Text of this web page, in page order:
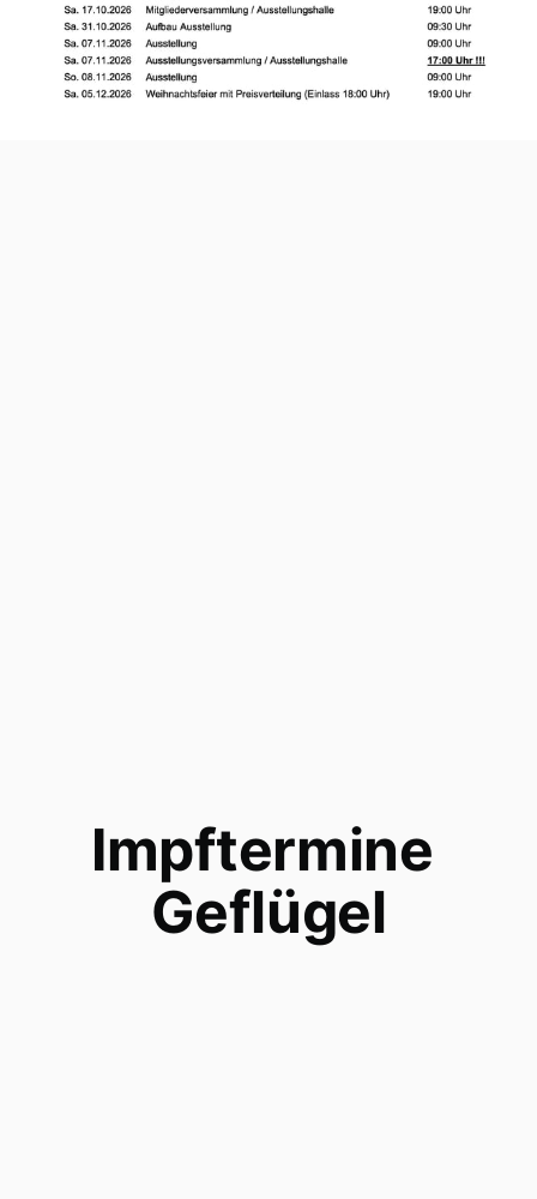
Impftermine
Geflügel